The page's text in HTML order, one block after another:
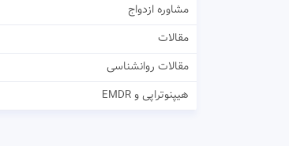
مشاوره ازدواج
مقالات
مقالات روانشناسی
هیپنوتراپی و EMDR